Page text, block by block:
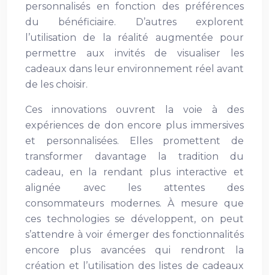
personnalisés en fonction des préférences
du bénéficiaire. D’autres explorent
l’utilisation de la réalité augmentée pour
permettre aux invités de visualiser les
cadeaux dans leur environnement réel avant
de les choisir.
Ces innovations ouvrent la voie à des
expériences de don encore plus immersives
et personnalisées. Elles promettent de
transformer davantage la tradition du
cadeau, en la rendant plus interactive et
alignée avec les attentes des
consommateurs modernes. À mesure que
ces technologies se développent, on peut
s’attendre à voir émerger des fonctionnalités
encore plus avancées qui rendront la
création et l’utilisation des listes de cadeaux